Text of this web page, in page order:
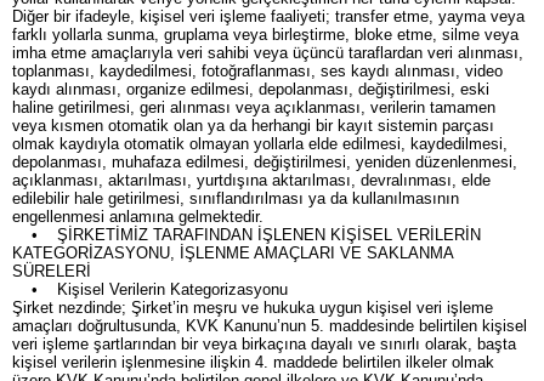
Diğer bir ifadeyle, kişisel veri işleme faaliyeti; transfer etme, yayma veya
farklı yollarla sunma, gruplama veya birleştirme, bloke etme, silme veya
imha etme amaçlarıyla veri sahibi veya üçüncü taraflardan veri alınması,
toplanması, kaydedilmesi, fotoğraflanması, ses kaydı alınması, video
kaydı alınması, organize edilmesi, depolanması, değiştirilmesi, eski
haline getirilmesi, geri alınması veya açıklanması, verilerin tamamen
veya kısmen otomatik olan ya da herhangi bir kayıt sistemin parçası
olmak kaydıyla otomatik olmayan yollarla elde edilmesi, kaydedilmesi,
depolanması, muhafaza edilmesi, değiştirilmesi, yeniden düzenlenmesi,
açıklanması, aktarılması, yurtdışına aktarılması, devralınması, elde
edilebilir hale getirilmesi, sınıflandırılması ya da kullanılmasının
engellenmesi anlamına gelmektedir.
• ŞİRKETİMİZ TARAFINDAN İŞLENEN KİŞİSEL VERİLERİN
KATEGORİZASYONU, İŞLENME AMAÇLARI VE SAKLANMA
SÜRELERİ
• Kişisel Verilerin Kategorizasyonu
Şirket nezdinde; Şirket’in meşru ve hukuka uygun kişisel veri işleme
amaçları doğrultusunda, KVK Kanunu’nun 5. maddesinde belirtilen kişisel
veri işleme şartlarından bir veya birkaçına dayalı ve sınırlı olarak, başta
kişisel verilerin işlenmesine ilişkin 4. maddede belirtilen ilkeler olmak